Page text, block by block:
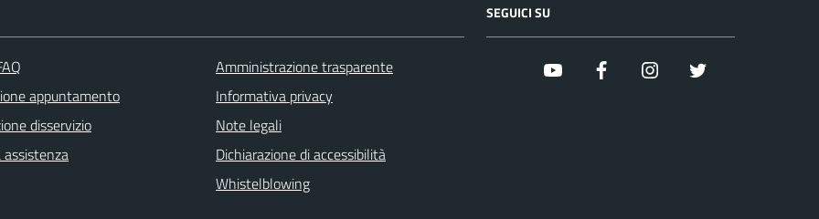
appuntamento
disservizio
Amministrazione trasparente
Informativa privacy
Note legali
Dichiarazione di accessibilità
Whistelblowing
SEGUICI SU
youtube facebook instagram